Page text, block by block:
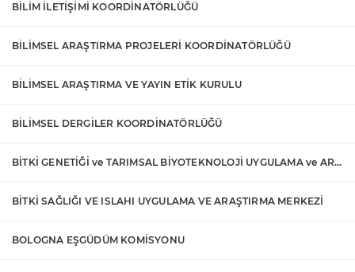
BİLİM İLETİŞİMİ KOORDİNATÖRLÜĞÜ
BİLİMSEL ARAŞTIRMA PROJELERİ KOORDİNATÖRLÜĞÜ
BİLİMSEL ARAŞTIRMA VE YAYIN ETİK KURULU
BİLİMSEL DERGİLER KOORDİNATÖRLÜĞÜ
BİTKİ GENETİĞİ ve TARIMSAL BİYOTEKNOLOJİ UYGULAMA ve ARAŞTIRMA MERKEZİ
BİTKİ SAĞLIĞI VE ISLAHI UYGULAMA VE ARAŞTIRMA MERKEZİ
BOLOGNA EŞGÜDÜM KOMİSYONU